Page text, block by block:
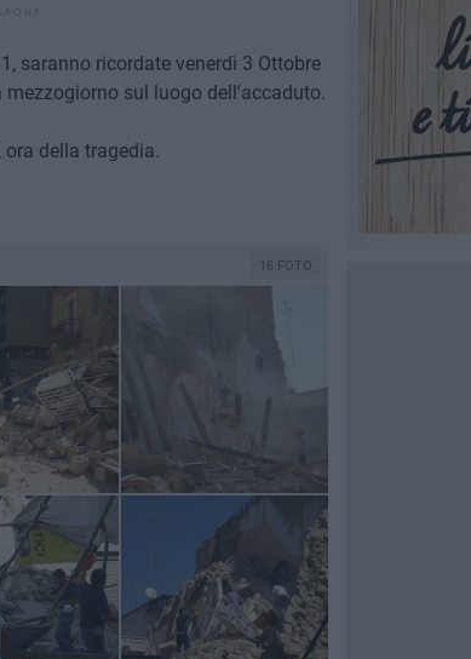
saranno ricordate venerdì 3 Ottobre
sul luogo dell'accaduto.
della tragedia.
16 FOTO